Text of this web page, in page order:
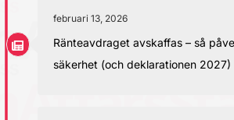
februari 13, 2026
Ränteavdraget avskaffas – så
säkerhet (och deklarationen 2027)